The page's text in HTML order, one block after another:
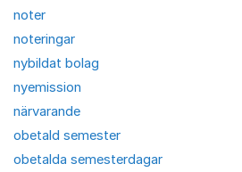
noter
noteringar
nybildat bolag
nyemission
närvarande
obetald semester
obetalda semesterdagar